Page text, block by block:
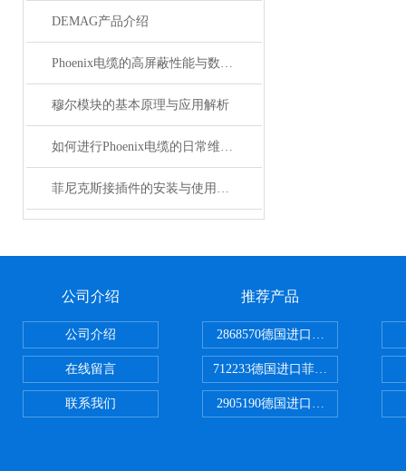
DEMAG产品介绍
Phoenix电缆的高屏蔽性能与数据传输优势
穆尔模块的基本原理与应用解析
如何进行Phoenix电缆的日常维护和保养？
菲尼克斯接插件的安装与使用技巧
公司介绍
公司介绍
在线留言
联系我们
推荐产品
2868570德国进口菲尼克斯电源
712233德国进口菲尼克斯断路器
2905190德国进口菲尼克斯继电器